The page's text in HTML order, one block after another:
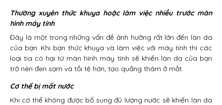
Thường xuyên thức khuya hoặc làm việc nhiều trước màn
hình máy tính
Đây là một trong những vấn đề ảnh hưởng rất lớn đến làn da
của bạn. Khi bạn thức khuya và làm việc với máy tính thì các
loại tia có hại từ màn hình máy tính sẽ khiến làn da của bạn
trở nên đen sạm và tồi tệ hơn, tạo quầng thâm ở mắt.
Cơ thể bị mất nước
Khi cơ thể không được bổ sung đủ lượng nước sẽ khiến làn da